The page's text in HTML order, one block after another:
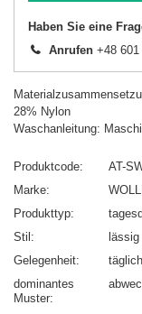
Haben Sie eine
Anrufen +48
28% Nylon
Waschanleitung:
Produktcode
AT-
Marke
Produkttyp
Stil
lässig
Gelegenheit
täglich
dominantes
Muster